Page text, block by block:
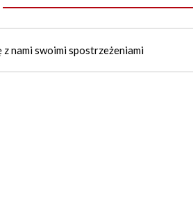
nami swoimi spostrzeżeniami